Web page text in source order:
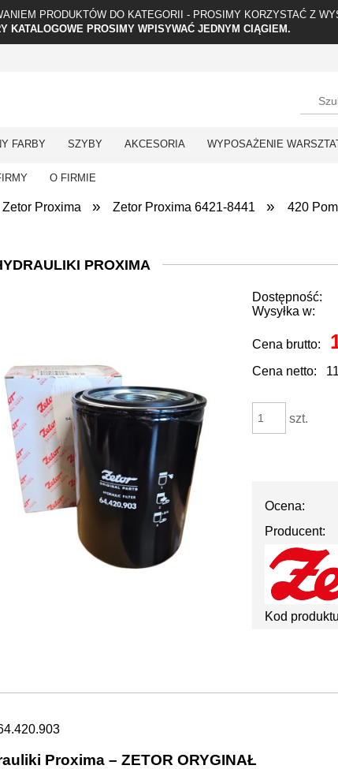
PRODUKTÓW DO KATEGORII - PROSIMY KORZYSTAĆ Z
KATALOGOWE PROSIMY WPISYWAĆ JEDNYM CIĄGIEM.
FARBY SZYBY AKCESORIA WYPOSAŻENIE
O FIRMIE
Zetor Proxima » Zetor Proxima 6421-8441 » 420
PROXIMA
Dostępność:
Wysyłka w:
Cena brutto:
Cena netto:
szt.
Ocena:
Producent:
Kod
Proxima – ZETOR ORYGINAŁ